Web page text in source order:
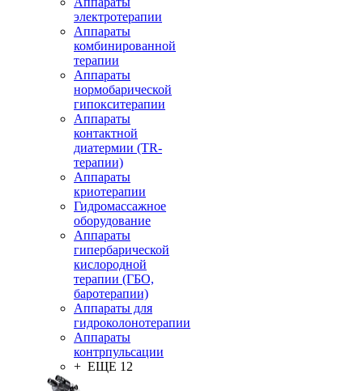
электротерапии
Аппараты
комбинированной
терапии
Аппараты
нормобарической
гипокситерапии
Аппараты
контактной
диатермии (TR-
терапии)
Аппараты
криотерапии
Гидромассажное
оборудование
Аппараты
гипербарической
кислородной
терапии (ГБО,
баротерапии)
Аппараты для
гидроколонотерапии
Аппараты
контрпульсации
+ ЕЩЕ 12